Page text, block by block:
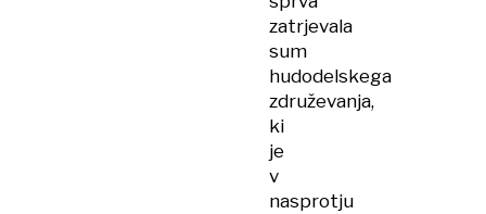
zatrjevala
sum
hudodelskega
združevanja,
ki
je
v
nasprotju